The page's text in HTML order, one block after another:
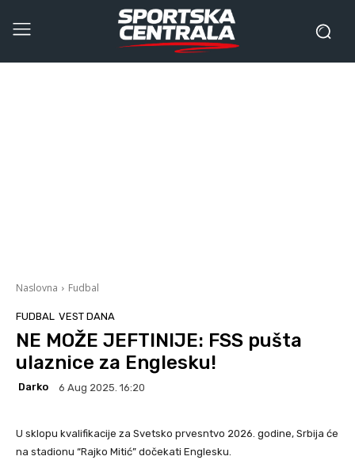
Naslovna Fudbal
FUDBAL VEST DANA
NE MOŽE JEFTINIJE: FSS pušta
ulaznice za Englesku!
Darko 6 Aug 2025. 16:20
U sklopu kvalifikacije za Svetsko prvesntvo 2026. godine, Srbija će
na stadionu “Rajko Mitić” dočekati Englesku.